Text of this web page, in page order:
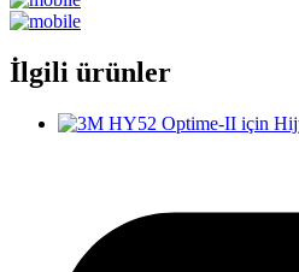
İlgili ürünler